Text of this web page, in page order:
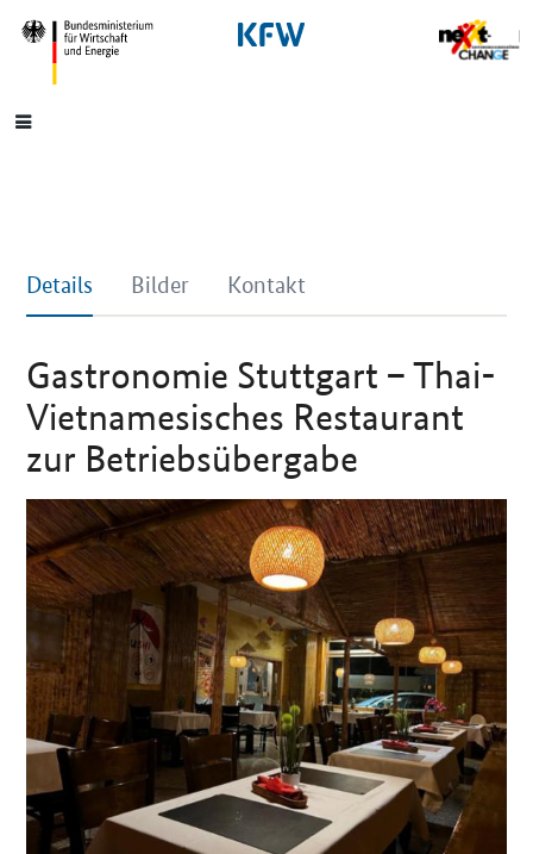
SrOnlyNavigation
Hauptmenü
Details Bilder Kontakt
Gastronomie Stuttgart – Thai-
Vietnamesisches Restaurant
zur Betriebsübergabe
Details